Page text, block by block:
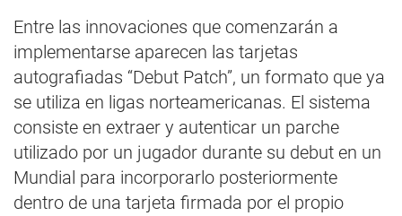
Entre las innovaciones que comenzarán a
implementarse aparecen las tarjetas
autografiadas “Debut Patch”, un formato que ya
se utiliza en ligas norteamericanas. El sistema
consiste en extraer y autenticar un parche
utilizado por un jugador durante su debut en un
Mundial para incorporarlo posteriormente
dentro de una tarjeta firmada por el propio